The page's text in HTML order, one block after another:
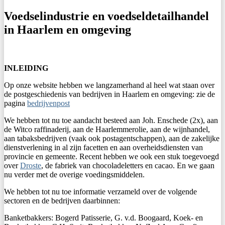
Voedselindustrie en voedseldetailhandel
in Haarlem en omgeving
INLEIDING
Op onze website hebben we langzamerhand al heel wat staan over
de postgeschiedenis van bedrijven in Haarlem en omgeving: zie de
pagina bedrijvenpost
We hebben tot nu toe aandacht besteed aan Joh. Enschede (2x), aan
de Witco raffinaderij, aan de Haarlemmerolie, aan de wijnhandel,
aan tabaksbedrijven (vaak ook postagentschappen), aan de zakelijke
dienstverlening in al zijn facetten en aan overheidsdiensten van
provincie en gemeente. Recent hebben we ook een stuk toegevoegd
overDroste, de fabriek van chocoladeletters en cacao. En we gaan
nu verder met de overige voedingsmiddelen.
We hebben tot nu toe informatie verzameld over de volgende
sectoren en de bedrijven daarbinnen:
Banketbakkers: Bogerd Patisserie, G. v.d. Boogaard, Koek- en